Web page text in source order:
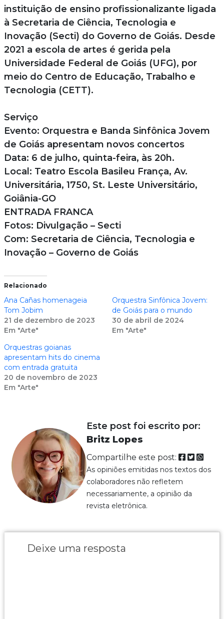
instituição de ensino profissionalizante ligada
à Secretaria de Ciência, Tecnologia e
Inovação (Secti) do Governo de Goiás. Desde
2021 a escola de artes é gerida pela
Universidade Federal de Goiás (UFG), por
meio do Centro de Educação, Trabalho e
Tecnologia (CETT).
Serviço
Evento: Orquestra e Banda Sinfônica Jovem
de Goiás apresentam novos concertos
Data: 6 de julho, quinta-feira, às 20h.
Local: Teatro Escola Basileu França, Av.
Universitária, 1750, St. Leste Universitário,
Goiânia-GO
ENTRADA FRANCA
Fotos: Divulgação – Secti
Com: Secretaria de Ciência, Tecnologia e
Inovação – Governo de Goiás
Relacionado
Ana Cañas homenageia
Tom Jobim
21 de dezembro de 2023
Em "Arte"
Orquestra Sinfônica Jovem:
de Goiás para o mundo
30 de abril de 2024
Em "Arte"
Orquestras goianas
apresentam hits do cinema
com entrada gratuita
20 de novembro de 2023
Em "Arte"
Este post foi escrito por:
Britz Lopes
Compartilhe este post:
As opiniões emitidas nos textos dos
colaboradores não refletem
necessariamente, a opinião da
revista eletrônica.
Deixe uma resposta